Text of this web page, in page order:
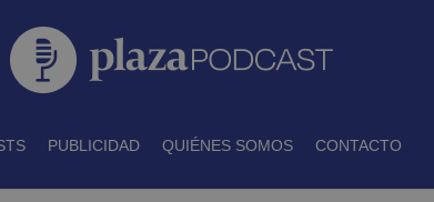
PUBLICIDAD QUIÉNES SOMOS CONTACTO